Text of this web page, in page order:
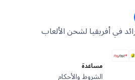
أفريقيا لشحن الألعاب
مساعدة
الشروط والأحكام